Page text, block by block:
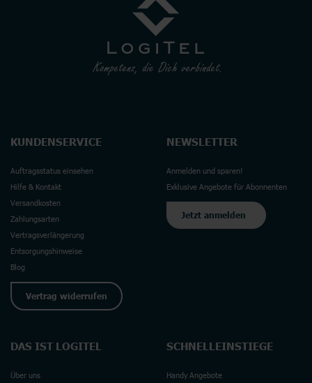
KUNDENSERVICE
Auftragsstatus einsehen
Hilfe & Kontakt
Versandkosten
Zahlungsarten
Vertragsverlängerung
Entsorgungshinweise
Blog
Vertrag widerrufen
NEWSLETTER
Anmelden und sparen!
Exklusive Angebote für Abonnenten
Jetzt anmelden
DAS IST LOGITEL
Über uns
SCHNELLEINSTIEGE
Handy Angebote